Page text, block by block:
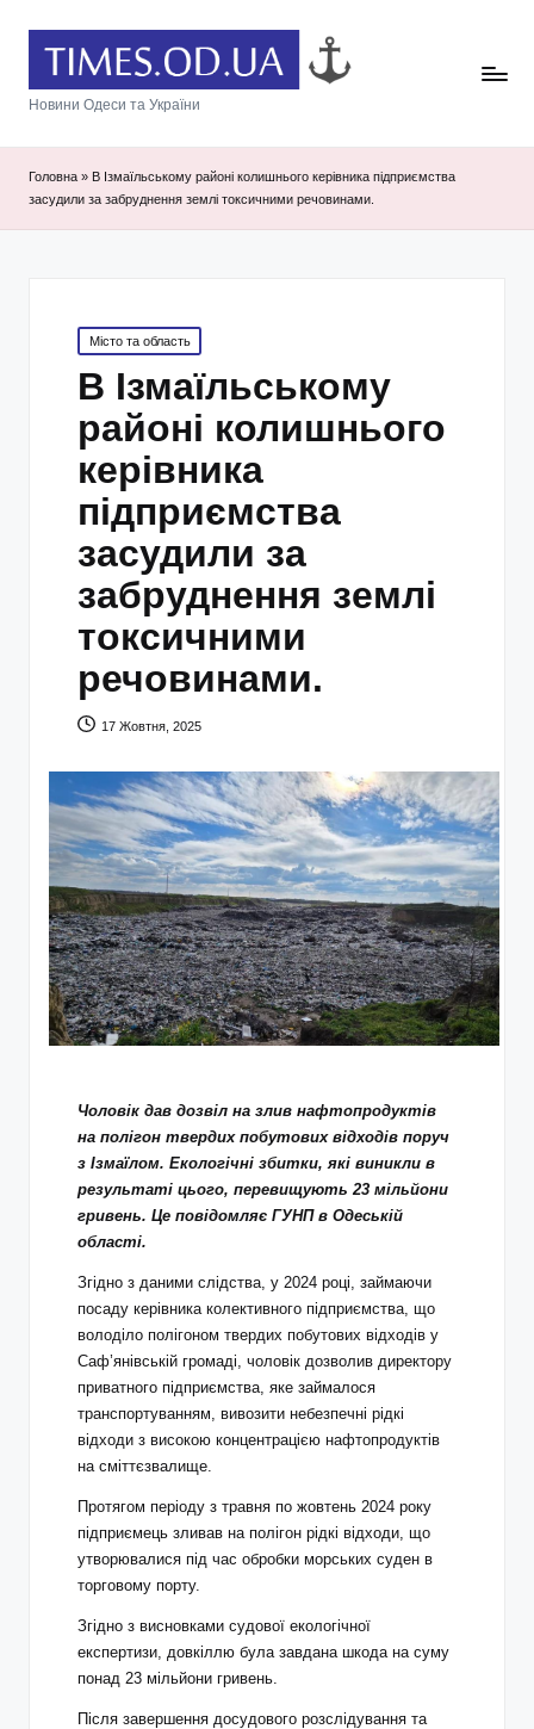
Новини Одеси та України
Головна » В Ізмаїльському районі колишнього керівника підприємства
засудили за забруднення землі токсичними речовинами.
Posted
in
Місто та область
В Ізмаїльському
районі колишнього
керівника
підприємства
засудили за
забруднення землі
токсичними
речовинами.
17 Жовтня, 2025
Чоловік дав дозвіл на злив нафтопродуктів
на полігон твердих побутових відходів поруч
з Ізмаїлом. Екологічні збитки, які виникли в
результаті цього, перевищують 23 мільйони
гривень. Це повідомляє ГУНП в Одеській
області.
Згідно з даними слідства, у 2024 році, займаючи
посаду керівника колективного підприємства, що
володіло полігоном твердих побутових відходів у
Саф’янівській громаді, чоловік дозволив директору
приватного підприємства, яке займалося
транспортуванням, вивозити небезпечні рідкі
відходи з високою концентрацією нафтопродуктів
на сміттєзвалище.
Протягом періоду з травня по жовтень 2024 року
підприємець зливав на полігон рідкі відходи, що
утворювалися під час обробки морських суден в
торговому порту.
Згідно з висновками судової екологічної
експертизи, довкіллю була завдана шкода на суму
понад 23 мільйони гривень.
Після завершення досудового розслідування та